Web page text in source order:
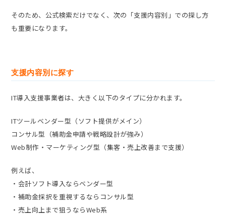
そのため、公式検索だけでなく、次の「支援内容別」での探し方
も重要になります。
支援内容別に探す
IT導入支援事業者は、大きく以下のタイプに分かれます。
ITツールベンダー型（ソフト提供がメイン）
コンサル型（補助金申請や戦略設計が強み）
Web制作・マーケティング型（集客・売上改善まで支援）
例えば、
・会計ソフト導入ならベンダー型
・補助金採択を重視するならコンサル型
・売上向上まで狙うならWeb系